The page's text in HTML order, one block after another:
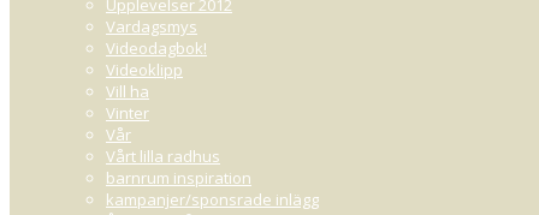
Upplevelser 2012
Vardagsmys
Videodagbok!
Videoklipp
Vill ha
Vinter
Vår
Vårt lilla radhus
barnrum inspiration
kampanjer/sponsrade inlägg